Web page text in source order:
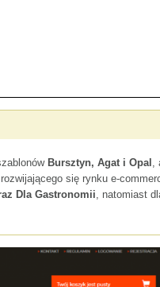
Bursztyn, Agat i Opal ,
się rynku e-
Dla Gastronomii, natomiast